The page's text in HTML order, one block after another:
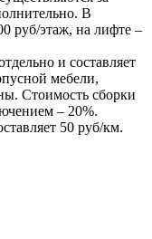
В
руб/этаж, на лифте –
и составляет
мебели,
Стоимость сборки
– 20%.
50 руб/км.